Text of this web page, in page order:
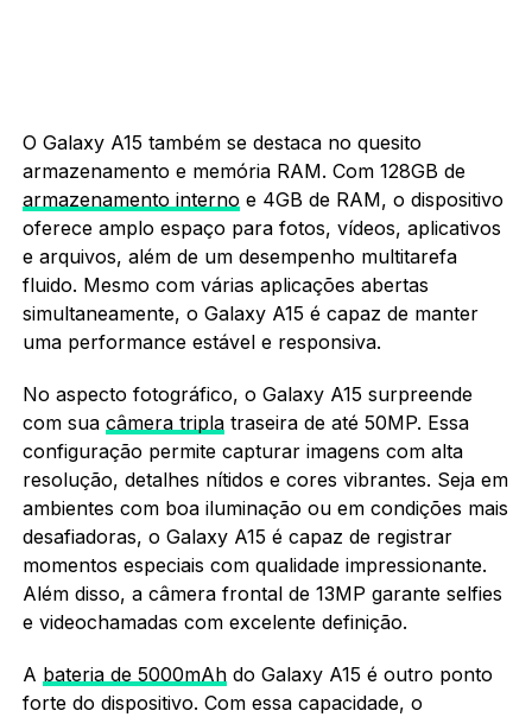
O Galaxy A15 também se destaca no quesito
armazenamento e memória RAM. Com 128GB de
armazenamento interno e 4GB de RAM, o dispositivo
oferece amplo espaço para fotos, vídeos, aplicativos
e arquivos, além de um desempenho multitarefa
fluido. Mesmo com várias aplicações abertas
simultaneamente, o Galaxy A15 é capaz de manter
uma performance estável e responsiva.
No aspecto fotográfico, o Galaxy A15 surpreende
com sua câmera triplatraseira de até 50MP. Essa
configuração permite capturar imagens com alta
resolução, detalhes nítidos e cores vibrantes. Seja em
ambientes com boa iluminação ou em condições mais
desafiadoras, o Galaxy A15 é capaz de registrar
momentos especiais com qualidade impressionante.
Além disso, a câmera frontal de 13MP garante selfies
e videochamadas com excelente definição.
A bateria de 5000mAhdo Galaxy A15 é outro ponto
forte do dispositivo. Com essa capacidade, o